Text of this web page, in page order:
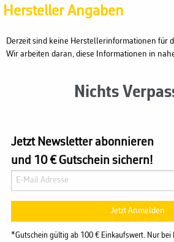
Hersteller Angaben
Derzeit sind keine Herstellerinformationen für
Wir arbeiten daran, diese Informationen in
Nichts
Jetzt Newsletter abonnieren
und 10 € Gutschein sichern!
Jetzt Anmelden
*Gutschein gültig ab 100 € Einkaufswert. Nur bei